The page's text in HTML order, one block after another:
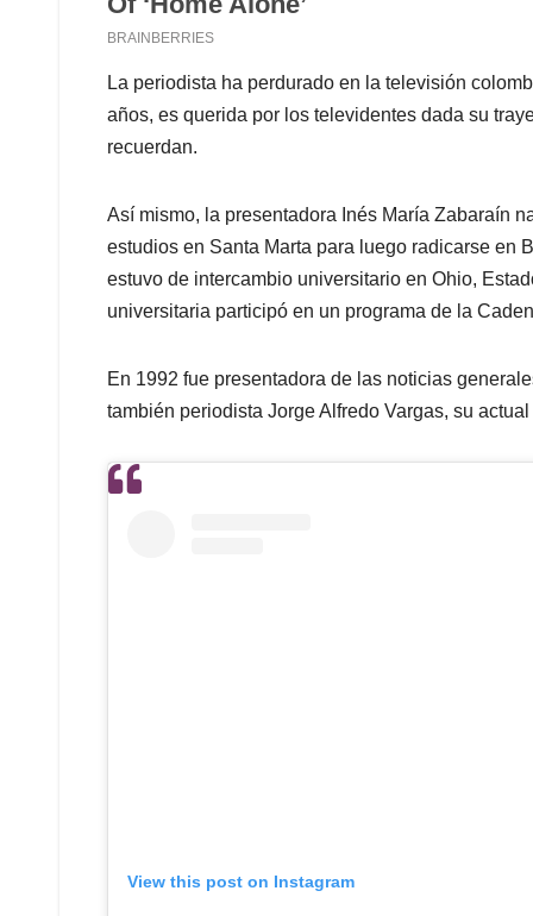
La periodista ha perdurado en la televisión
años, es querida por los televidentes dada su
recuerdan.
Así mismo, la presentadora Inés María Zabaraín
estudios en Santa Marta para luego radicarse en
estuvo de intercambio universitario en Ohio,
universitaria participó en un programa de la
En 1992 fue presentadora de las noticias
también periodista Jorge Alfredo Vargas, su
View this post on Instagram